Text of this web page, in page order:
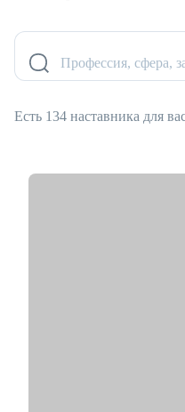
Профессия, сфера,
Есть 134 наставника для